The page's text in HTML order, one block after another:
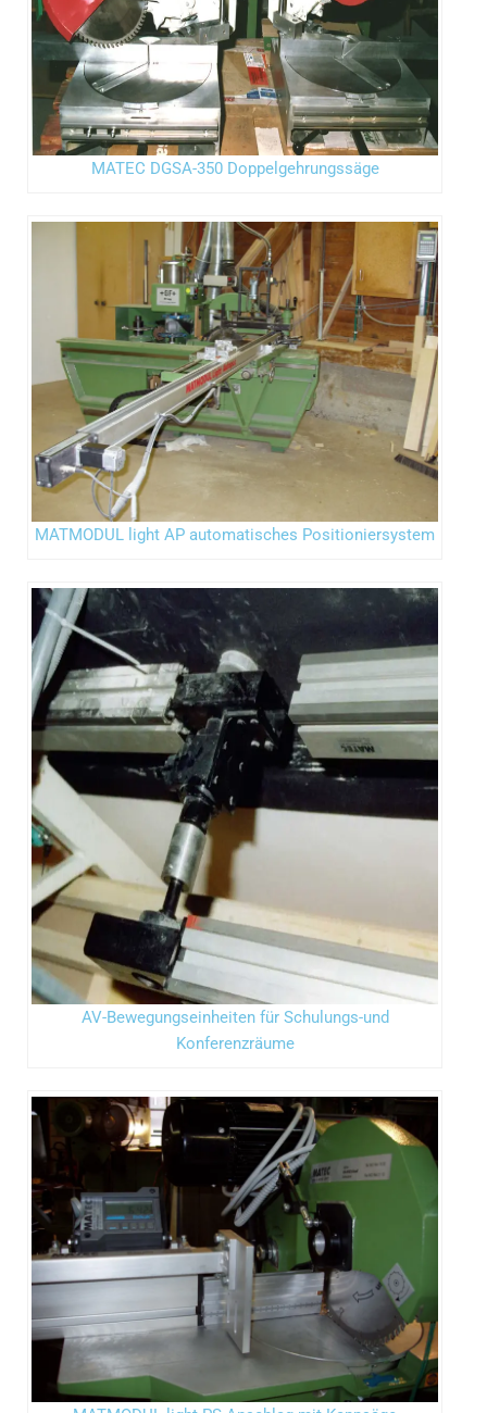
MATEC DGSA-350 Doppelgehrungssäge
MATMODUL light AP automatisches Positioniersystem
AV-Bewegungseinheiten für Schulungs-und
Konferenzräume